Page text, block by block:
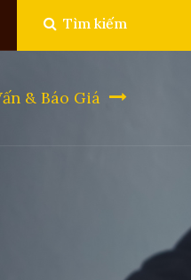
Tìm kiếm
& Báo Giá